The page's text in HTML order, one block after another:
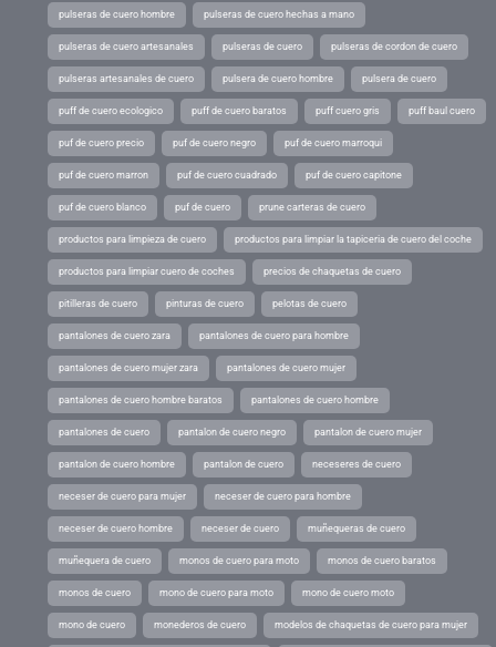
pulseras de cuero hombre pulseras de cuero hechas a mano
pulseras de cuero artesanales pulseras de cuero pulseras de cordon de cuero
pulseras artesanales de cuero pulsera de cuero hombre pulsera de cuero
puff de cuero ecologico puff de cuero baratos puff cuero gris puff baul cuero
puf de cuero precio puf de cuero negro puf de cuero marroqui
puf de cuero marron puf de cuero cuadrado puf de cuero capitone
puf de cuero blanco puf de cuero prune carteras de cuero
productos para limpieza de cuero productos para limpiar la tapiceria de cuero del coche
productos para limpiar cuero de coches precios de chaquetas de cuero
pitilleras de cuero pinturas de cuero pelotas de cuero
pantalones de cuero zara pantalones de cuero para hombre
pantalones de cuero mujer zara pantalones de cuero mujer
pantalones de cuero hombre baratos pantalones de cuero hombre
pantalones de cuero pantalon de cuero negro pantalon de cuero mujer
pantalon de cuero hombre pantalon de cuero neceseres de cuero
neceser de cuero para mujer neceser de cuero para hombre
neceser de cuero hombre neceser de cuero muñequeras de cuero
muñequera de cuero monos de cuero para moto monos de cuero baratos
monos de cuero mono de cuero para moto mono de cuero moto
mono de cuero monederos de cuero modelos de chaquetas de cuero para mujer